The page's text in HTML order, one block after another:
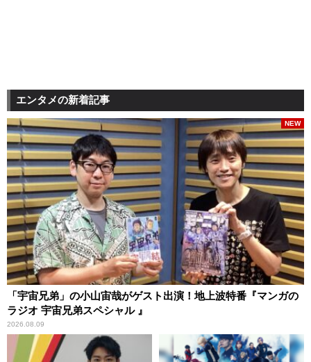
エンタメの新着記事
「宇宙兄弟」の小山宙哉がゲスト出演！地上波特番『マンガの
ラジオ 宇宙兄弟スペシャル 』
2026.08.09
NEW